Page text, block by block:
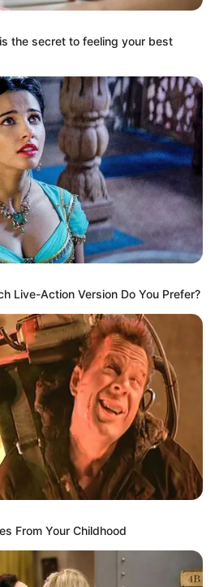
the secret to feeling your best
Live-Action Version Do You Prefer?
From Your Childhood